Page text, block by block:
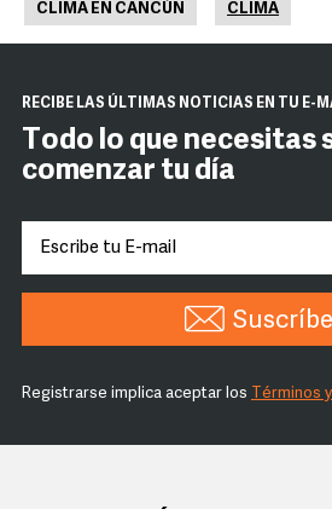
CLIMA EN CANCÚN CLIMA
RECIBE LAS ÚLTIMAS NOTICIAS EN TU E-
Todo lo que necesitas
comenzar tu día
Registrarse implica aceptar los Términos